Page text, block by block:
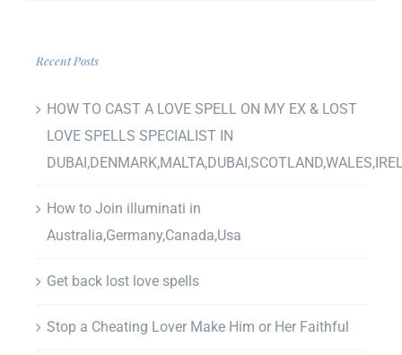
Recent Posts
HOW TO CAST A LOVE SPELL ON MY EX & LOST
LOVE SPELLS SPECIALIST IN
How to Join illuminati in
Australia,Germany,Canada,Usa
Get back lost love spells
Stop a Cheating Lover Make Him or Her Faithful